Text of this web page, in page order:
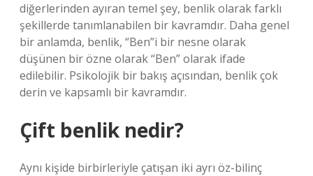
diğerlerinden ayıran temel şey, benlik olarak farklı
şekillerde tanımlanabilen bir kavramdır. Daha genel
bir anlamda, benlik, “Ben”i bir nesne olarak
düşünen bir özne olarak “Ben” olarak ifade
edilebilir. Psikolojik bir bakış açısından, benlik çok
derin ve kapsamlı bir kavramdır.
Çift benlik nedir?
Aynı kişide birbirleriyle çatışan iki ayrı öz-bilinç